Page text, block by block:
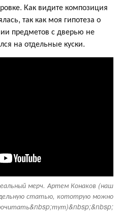
Как видите композиция
так как моя гипотеза о
предметов с дверью не
на отдельные куски.
мерч. Артем Конаков (наш
статью, кототрую можно